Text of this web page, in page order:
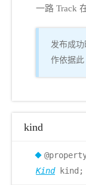
一路 Track
发布成
作依据此
kind
Kindkind;